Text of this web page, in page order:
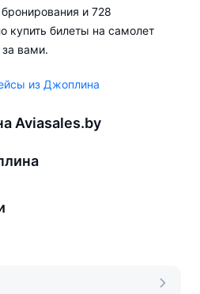
и 728
купить билеты на самолет
вами.
из Джоплина
Aviasales.by